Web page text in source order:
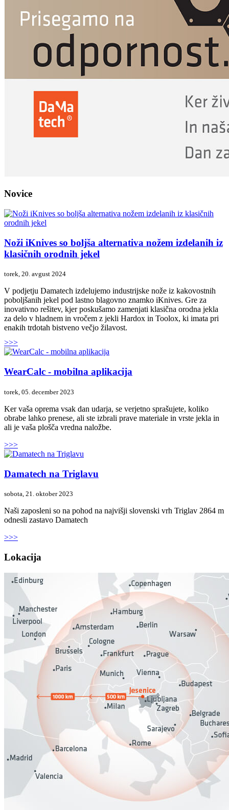
Novice
Noži iKnives so boljša alternativa nožem izdelanih iz
klasičnih orodnih jekel
torek, 20. avgust 2024
V podjetju Damatech izdelujemo industrijske nože iz kakovostnih
poboljšanih jekel pod lastno blagovno znamko iKnives. Gre za
inovativno rešitev, kjer poskušamo zamenjati klasična orodna jekla
za delo v hladnem in vročem z jekli Hardox in Toolox, ki imata pri
enakih trdotah bistveno večjo žilavost.
>>>
WearCalc - mobilna aplikacija
torek, 05. december 2023
Ker vaša oprema vsak dan udarja, se verjetno sprašujete, koliko
obrabe lahko prenese, ali ste izbrali prave materiale in vrste jekla in
ali je vaša plošča vredna naložbe.
>>>
Damatech na Triglavu
sobota, 21. oktober 2023
Naši zaposleni so na pohod na najvišji slovenski vrh Triglav 2864 m
odnesli zastavo Damatech
>>>
Lokacija